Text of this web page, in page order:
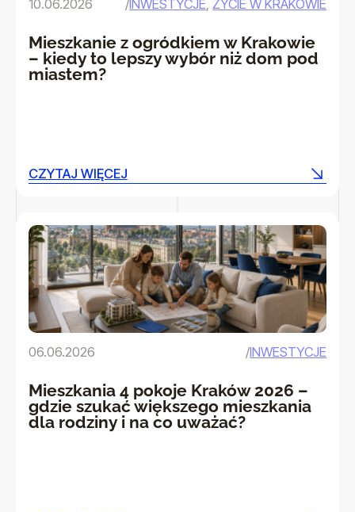
10.06.2026 / INWESTYCJE,ŻYCIE W KRAKOWIE
Mieszkanie z ogródkiem w Krakowie
– kiedy to lepszy wybór niż dom pod
miastem?
CZYTAJ WIĘCEJ
CZYTAJ WIĘCEJ
06.06.2026 /INWESTYCJE
Mieszkania 4 pokoje Kraków 2026 –
gdzie szukać większego mieszkania
dla rodziny i na co uważać?